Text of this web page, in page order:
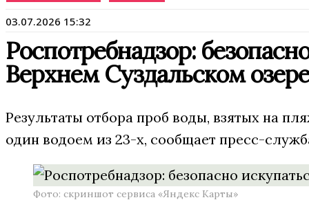
03.07.2026 15:32
Роспотребнадзор:
Верхнем Суздальском озере
Результаты отбора проб воды, взятых на
один водоем из 23-х, сообщает пресс-
Фото: скриншот сервиса «Яндекс Карты»